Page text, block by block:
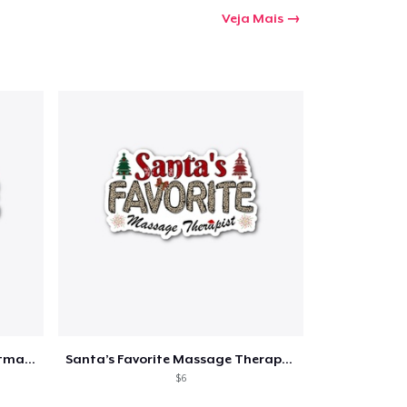
Veja Mais
Santa’s Favorite Dentist,Christmas Gift Santa’s Favorite Massage Therapist
$6